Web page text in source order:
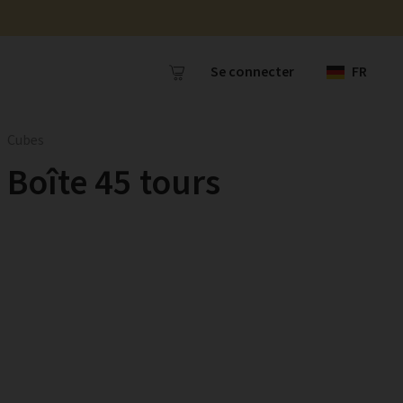
Se connecter FR
Boîte 45 tours